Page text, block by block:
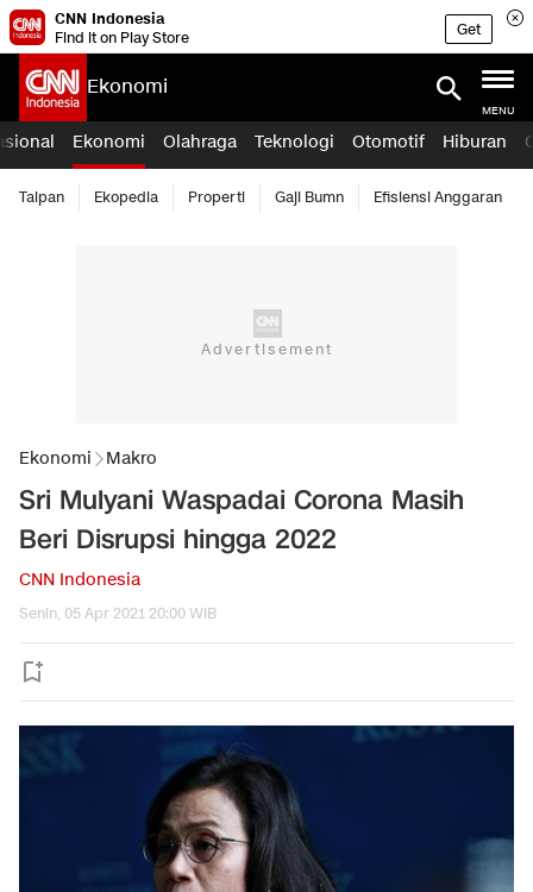
CNN Indonesia
Find it on Play Store
Get
Ekonomi
MENU
Ekonomi Olahraga Teknologi Otomotif Hiburan
Taipan Ekopedia Properti Gaji Bumn Efisiensi Anggaran
Ekonomi Makro
Sri Mulyani Waspadai Corona Masih
Beri Disrupsi hingga 2022
CNN Indonesia
Senin, 05 Apr 2021 20:00 WIB